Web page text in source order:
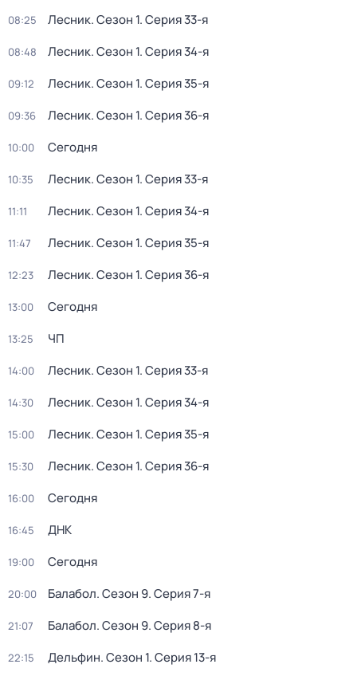
08:25 Лесник. Сезон 1. Серия 33-я
08:48 Лесник. Сезон 1. Серия 34-я
09:12 Лесник. Сезон 1. Серия 35-я
09:36 Лесник. Сезон 1. Серия 36-я
10:00 Сегодня
10:35 Лесник. Сезон 1. Серия 33-я
11:11 Лесник. Сезон 1. Серия 34-я
11:47 Лесник. Сезон 1. Серия 35-я
12:23 Лесник. Сезон 1. Серия 36-я
13:00 Сегодня
13:25 ЧП
14:00 Лесник. Сезон 1. Серия 33-я
14:30 Лесник. Сезон 1. Серия 34-я
15:00 Лесник. Сезон 1. Серия 35-я
15:30 Лесник. Сезон 1. Серия 36-я
16:00 Сегодня
16:45 ДНК
19:00 Сегодня
20:00 Балабол. Сезон 9. Серия 7-я
21:07 Балабол. Сезон 9. Серия 8-я
22:15 Дельфин. Сезон 1. Серия 13-я